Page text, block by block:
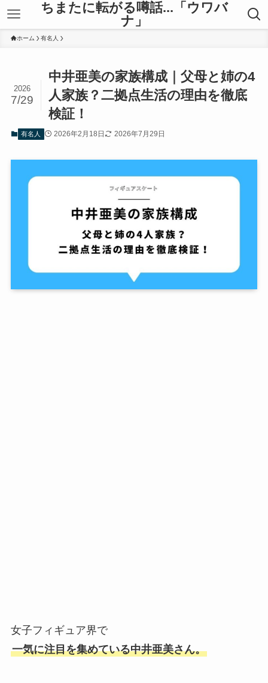
ちまたに転がる噂話...「ウワバ
ナ」
ホーム 有名人
中井亜美の家族構成｜父母と姉の4
人家族？二拠点生活の理由を徹底
検証！
2026
7/29
有名人 2026年2月18日 2026年7月29日
女子フィギュア界で
一気に注目を集めている中井亜美さん。